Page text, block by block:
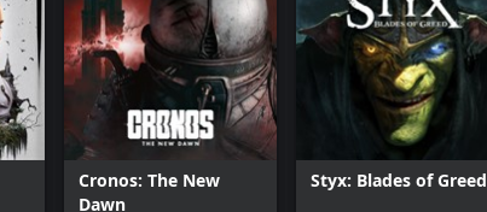
Cronos: The New
Dawn
Styx: Blades of Greed